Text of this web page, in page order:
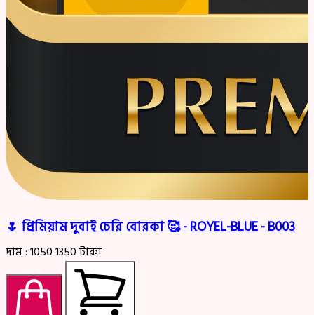
🌷 প্রিমিয়াম দুবাই চেরি বোরকা 🥰 - ROYEL-BLUE - B003
দাম :10501350টাকা